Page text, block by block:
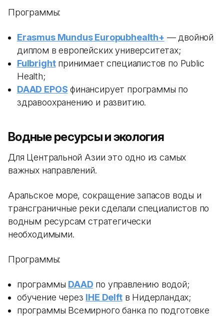
Программы:
Erasmus Mundus Europubhealth+ — двойной
диплом в европейских университетах;
Fulbrightпринимает специалистов по Public
Health;
DAAD EPOS финансирует программы по
здравоохранению и развитию.
Водные ресурсы и экология
Для Центральной Азии это одно из самых
важных направлений.
Аральское море, сокращение запасов воды и
трансграничные реки сделали специалистов по
водным ресурсам стратегически
необходимыми.
Программы:
программы DAAD по управлению водой;
обучение через IHE Delftв Нидерландах;
программы Всемирного банка по подготовке